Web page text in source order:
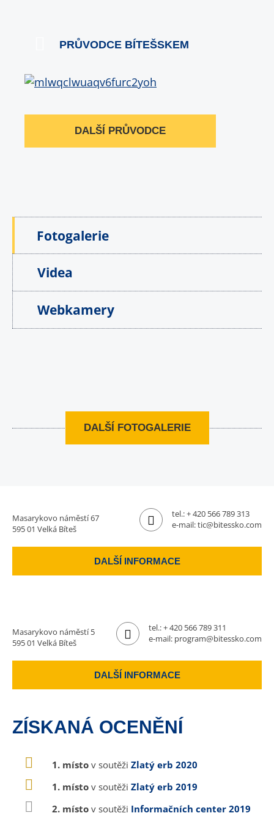
PRŮVODCE BÍTEŠSKEM
DALŠÍ PRŮVODCE
Fotogalerie
Videa
Webkamery
DALŠÍ FOTOGALERIE
Masarykovo náměstí 67
595 01 Velká Bíteš
tel.:+ 420 566 789 313
e-mail:tic@bitessko.com
DALŠÍ INFORMACE
Masarykovo náměstí 5
595 01 Velká Bíteš
tel.:+ 420 566 789 311
e-mail: program@bitessko.com
DALŠÍ INFORMACE
ZÍSKANÁ OCENĚNÍ
1. místo v soutěži Zlatý erb 2020
1. místo v soutěži Zlatý erb 2019
2. místo v soutěži Informačních center 2019